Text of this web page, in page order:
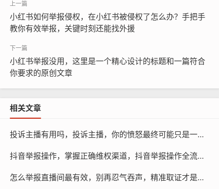
小红书如何举报侵权，在小红书被侵权了怎么办？手把手
教你有效举报，关键时刻还能找外援
小红书举报没用，这里是一个精心设计的标题和一篇符合
你要求的原创文章
相关文章
投诉主播有用吗，投诉主播，你的愤怒最终可能只是一场单机游戏
抖音举报操作，掌握正确维权渠道，抖音举报操作全流程解析与专业助力
怎么举报直播间最有效，别再忍气吞声，精准取证才是举报违规直播间的核弹级手段